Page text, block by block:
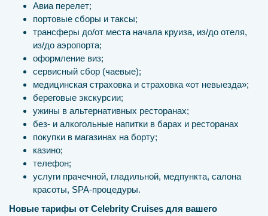
Авиа перелет;
портовые сборы и таксы;
трансферы до/от места начала круиза, из/до отеля,
из/до аэропорта;
оформление виз;
сервисный сбор (чаевые);
медицинская страховка и страховка «от невыезда»;
береговые экскурсии;
ужины в альтернативных ресторанах;
без- и алкогольные напитки в барах и ресторанах
покупки в магазинах на борту;
казино;
телефон;
услуги прачечной, гладильной, медпункта, салона
красоты, SPA-процедуры.
Новые тарифы от Celebrity Cruises для вашего